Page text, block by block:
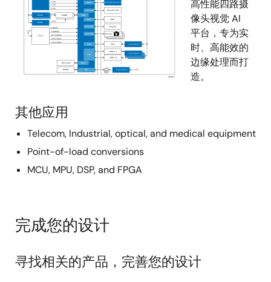
高性能四路摄
像头视觉 AI
平台，专为实
时、高能效的
边缘处理而打
造。
其他应用
Telecom, Industrial, optical, and medical equipment
Point-of-load conversions
MCU, MPU, DSP, and FPGA
完成您的设计
寻找相关的产品，完善您的设计